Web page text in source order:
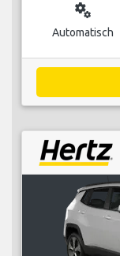
miscellaneous_services
Automatisch